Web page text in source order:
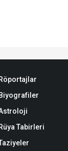
Röportajlar
Biyografiler
Rüya Tabirleri